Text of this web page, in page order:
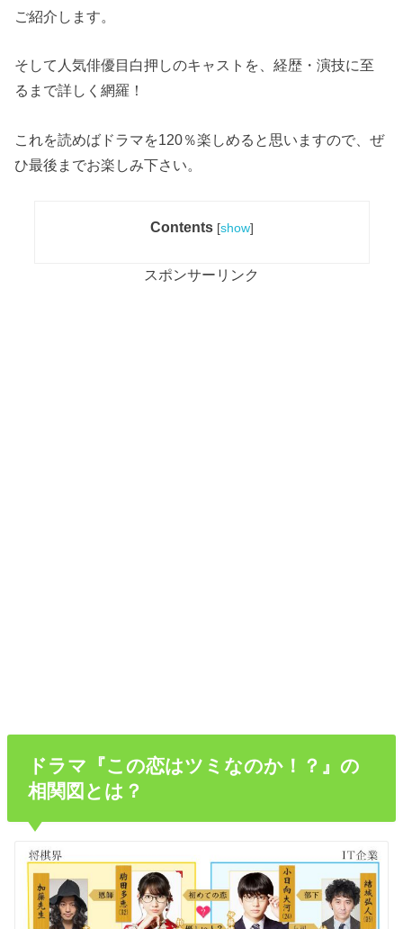
ご紹介します。
そして人気俳優目白押しのキャストを、経歴・演技に至
るまで詳しく網羅！
これを読めばドラマを120％楽しめると思いますので、ぜ
ひ最後までお楽しみ下さい。
Contents [show]
スポンサーリンク
ドラマ『この恋はツミなのか！？』の
相関図とは？